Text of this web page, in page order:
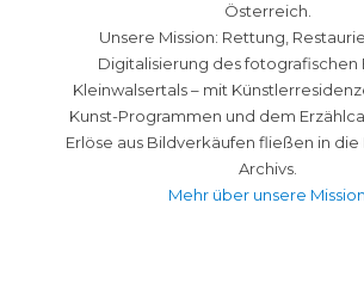
Österreich.
Unsere Mission: Rettung,
Digitalisierung des fotografischen
Kleinwalsertals – mit
Kunst-Programmen und dem
Erlöse aus Bildverkäufen fließen in die
Archivs.
Mehr über unsere Mission